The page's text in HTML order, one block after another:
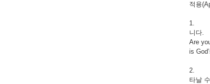
적용
1. 성
니다.
Are
is
2. 머
타날